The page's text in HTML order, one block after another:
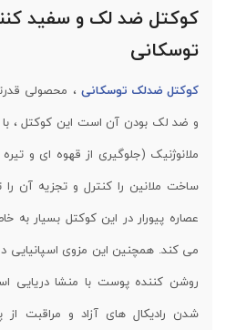
کوکتل ضد لک و سفید
توسکانی
کوکتل ضدلک توسکانی ، محصولی
و ضد لک بودن آن است این کوکتل ،
ملانوژنیک (جلوگیری از قهوه ای و
ساخت ملانین را کنترل و تجزیه آن
عصاره پیورار در این کوکتل بسیار
می کند. همچنین این مزوی اسپانیایی
روشن کننده پوست با منشا
شدن رادیکال های آزاد و مراقبت